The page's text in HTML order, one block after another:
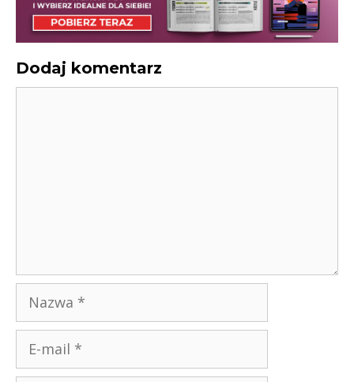
Dodaj komentarz